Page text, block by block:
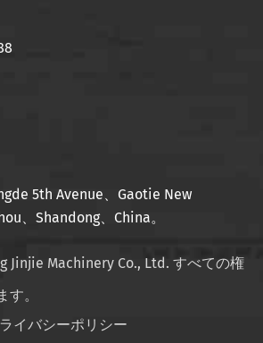
5th Avenue、Gaotie New
、Shandong、China。
Jinjie Machinery Co., Ltd. すべての権
。
イバシーポリシー